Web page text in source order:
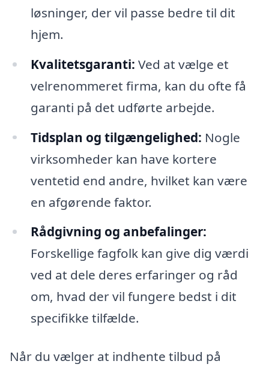
løsninger, der vil passe bedre til dit
hjem.
Kvalitetsgaranti: Ved at vælge et
velrenommeret firma, kan du ofte få
garanti på det udførte arbejde.
Tidsplan og tilgængelighed: Nogle
virksomheder kan have kortere
ventetid end andre, hvilket kan være
en afgørende faktor.
Rådgivning og anbefalinger:
Forskellige fagfolk kan give dig værdi
ved at dele deres erfaringer og råd
om, hvad der vil fungere bedst i dit
specifikke tilfælde.
Når du vælger at indhente tilbud på